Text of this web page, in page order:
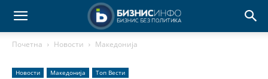
Почетна Новости Македонија
Новости Македонија Топ Вести